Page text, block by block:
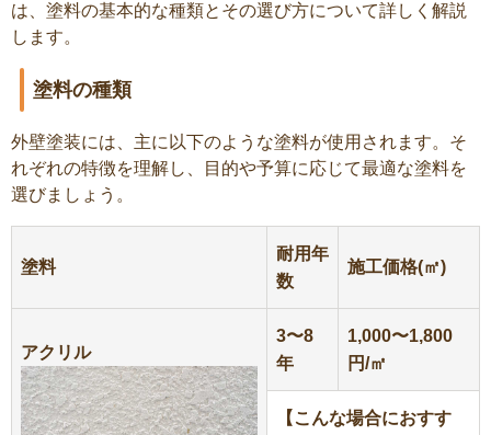
は、塗料の基本的な種類とその選び方について詳しく解説
します。
塗料の種類
外壁塗装には、主に以下のような塗料が使用されます。そ
れぞれの特徴を理解し、目的や予算に応じて最適な塗料を
選びましょう。
塗料
耐用年
数
施工価格(㎡)
アクリル
3〜8
年
1,000〜1,800
円/㎡
【こんな場合におすす